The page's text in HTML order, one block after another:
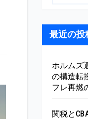
最近の投
ホルムズ
の構造転
フレ再燃
関税と